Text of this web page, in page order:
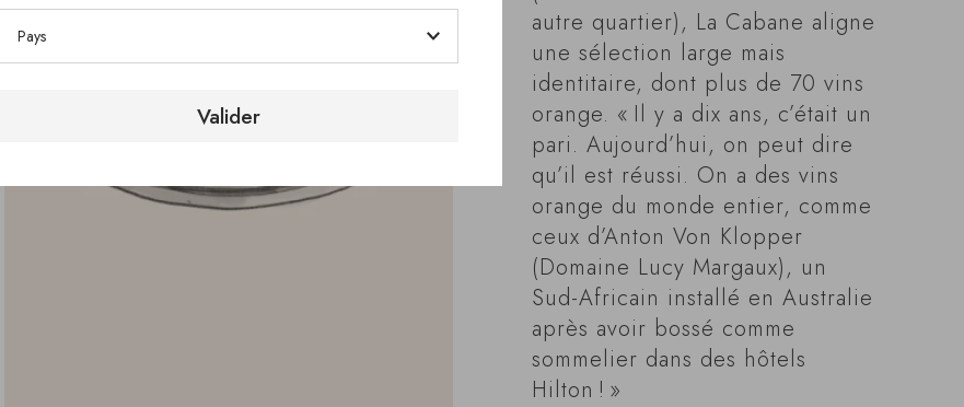
autre quartier), La Cabane aligne
une sélection large mais
identitaire, dont plus de 70 vins
orange. « Il y a dix ans, c’était un
pari. Aujourd’hui, on peut dire
qu’il est réussi. On a des vins
orange du monde entier, comme
ceux d’Anton Von Klopper
(Domaine Lucy Margaux), un
Sud-Africain installé en Australie
après avoir bossé comme
sommelier dans des hôtels
Hilton ! »
Valider